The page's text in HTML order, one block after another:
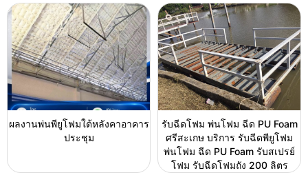
ผลงานพ่นพียูโฟมใต้หลังคาอาคาร
ประชุม
รับฉีดโฟม พ่นโฟม ฉีด PU Foam
ศรีสะเกษ บริการ รับฉีดพียูโฟม
พ่นโฟม ฉีด PU Foam รับสเปรย์
โฟม รับฉีดโฟมถัง 200 ลิตร